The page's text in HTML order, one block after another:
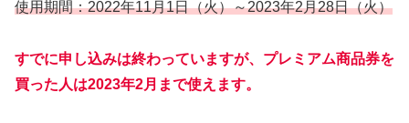
使用期間：2022年11月1日（火）～2023年2月28日（火）
すでに申し込みは終わっていますが、プレミアム商品券を
買った人は2023年2月まで使えます。